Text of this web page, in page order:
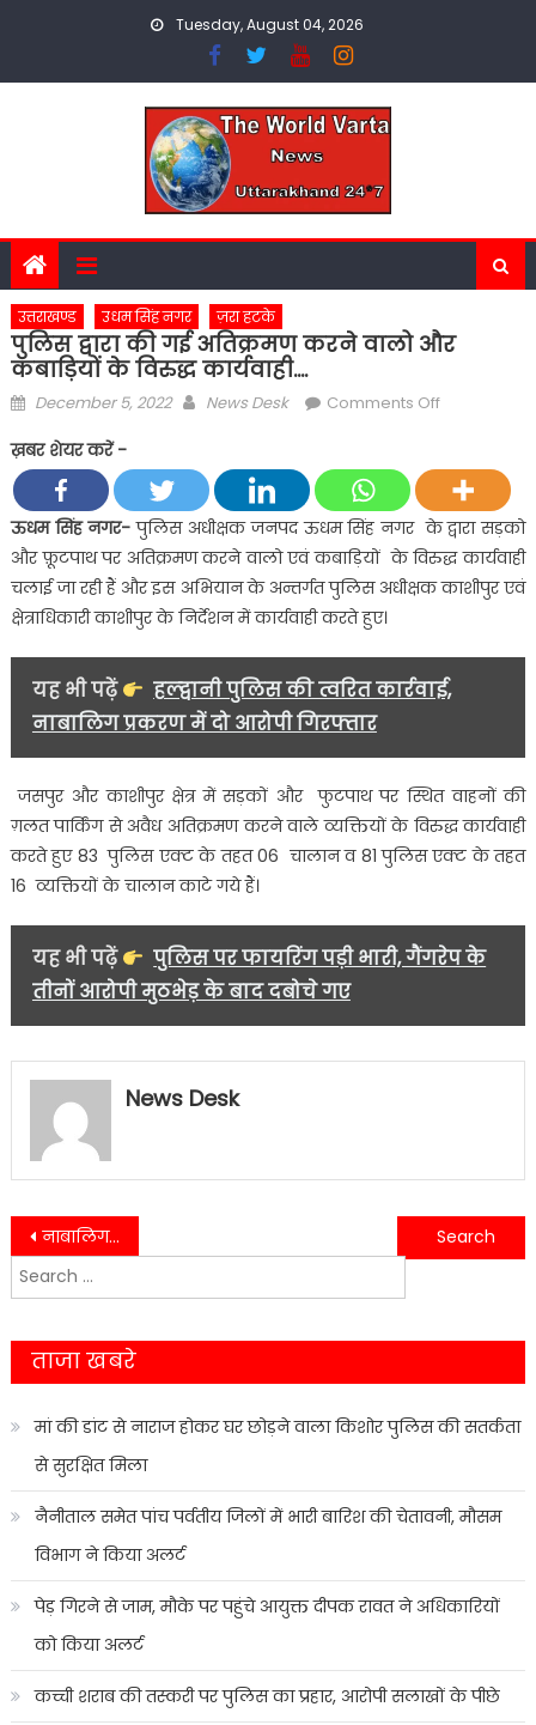
Tuesday, August 04, 2026
उत्तराखण्ड उधम सिंह नगर ज़रा हटके
पुलिस द्वारा की गई अतिक्रमण करने वालो और
कबाड़ियों के विरुद्ध कार्यवाही….
Posted
December 5, 2022 Author
News Desk Comments Offon
की
गई
अतिक्रमण
करने
वालो
के
विरुद्ध
ख़बर शेयर करें -
ऊधम सिंह नगर- पुलिस अधीक्षक जनपद ऊधम सिंह नगर के द्वारा सड़को
और फ़ूटपाथ पर अतिक्रमण करने वालो एवं कबाड़ियों के विरुद्ध कार्यवाही
चलाई जा रही हैं और इस अभियान के अन्तर्गत पुलिस अधीक्षक काशीपुर एवं
क्षेत्राधिकारी काशीपुर के निर्देशन में कार्यवाही करते हुए।
यह भी पढ़ें
हल्द्वानी पुलिस की त्वरित कार्रवाई,
नाबालिग प्रकरण में दो आरोपी गिरफ्तार
जसपुर और काशीपुर क्षेत्र में सड़कों और फुटपाथ पर स्थित वाहनों की
ग़लत पार्किंग से अवैध अतिक्रमण करने वाले व्यक्तियों के विरुद्ध कार्यवाही
करते हुए 83 पुलिस एक्ट के तहत 06 चालान व 81 पुलिस एक्ट के तहत
16 व्यक्तियों के चालान काटे गये हैं।
यह भी पढ़ें
पुलिस पर फायरिंग पड़ी भारी, गैंगरेप के
तीनों आरोपी मुठभेड़ के बाद दबोचे गए
News Desk
Post
navigation
नाबालिग से गैंगरेप की सामने आई घटना, पुलिस ने महिला समेत चार व्यक्तियों को गिरफ्तार कर भेजा जेल…..
शौर्य दिवस के उपलक्ष्य में आयोजित शौर्य संचलन का आयोजन गांधी पार्क से हुआ प्रारंभ….
Search
for:
ताजा खबरे
मां की डांट से नाराज होकर घर छोड़ने वाला किशोर पुलिस की सतर्कता
से सुरक्षित मिला
नैनीताल समेत पांच पर्वतीय जिलों में भारी बारिश की चेतावनी, मौसम
विभाग ने किया अलर्ट
पेड़ गिरने से जाम, मौके पर पहुंचे आयुक्त दीपक रावत ने अधिकारियों
को किया अलर्ट
कच्ची शराब की तस्करी पर पुलिस का प्रहार, आरोपी सलाखों के पीछे